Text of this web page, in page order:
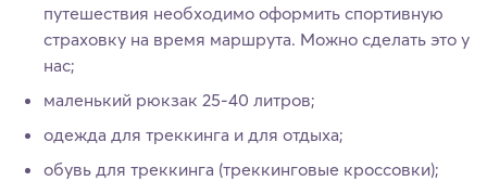
путешествия необходимо оформить спортивную
страховку на время маршрута. Можно сделать это у
нас;
маленький рюкзак 25-40 литров;
одежда для треккинга и для отдыха;
обувь для треккинга (треккинговые кроссовки);